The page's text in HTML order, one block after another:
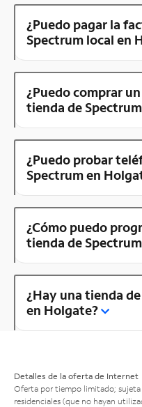
¿Puedo pagar la
Spectrum local en
¿Puedo comprar
tienda de
¿Puedo probar
Spectrum en
¿Cómo puedo
tienda de
¿Hay una tienda
en Holgate?
Detalles de la oferta de Internet
Oferta por tiempo limitado; sujeta
residenciales (que no hayan